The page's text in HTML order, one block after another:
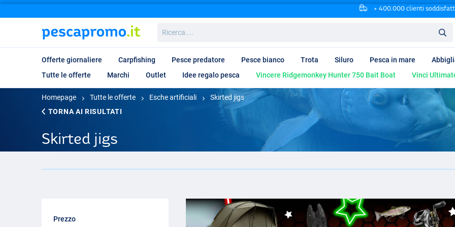
+ 400.000 clienti
Offerte giornaliere Carpfishing Pesce predatore Pesce bianco Trota Siluro Pesca in mare
Tutte le offerte
Marchi Outlet Idee regalo pesca Vincere Ridgemonkey Hunter 750 Bait Boat Vinci
Homepage Tutte le offerte Esche artificiali
Skirted jigs
TORNA AI RISULTATI
Skirted jigs
Prezzo